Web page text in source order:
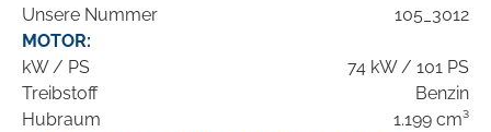
Unsere Nummer
105_3012
MOTOR:
kW / PS
74 kW / 101 PS
Treibstoff
Benzin
Hubraum
1.199 cm³